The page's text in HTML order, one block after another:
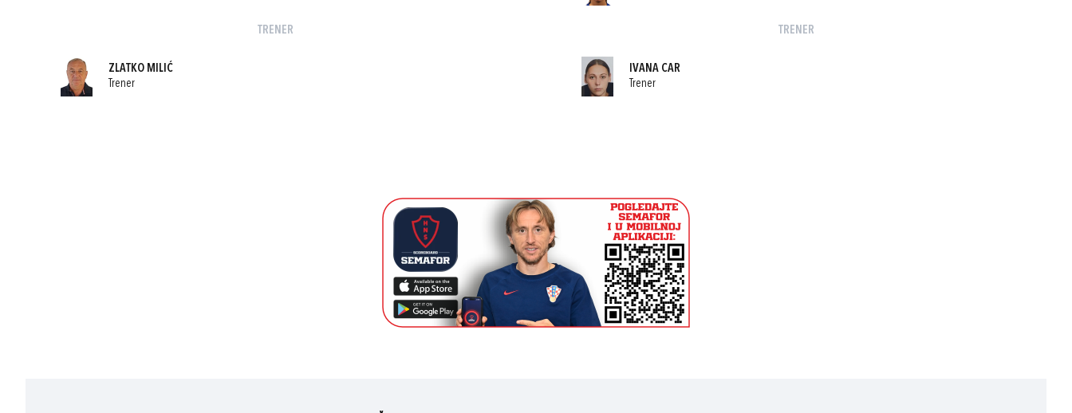
TRENER
ZLATKO MILIĆ
Trener
TRENER
IVANA CAR
Trener